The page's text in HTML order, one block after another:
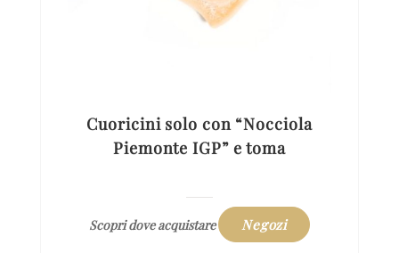
Cuoricini solo con “Nocciola
Piemonte IGP” e toma
Scopri dove acquistare Negozi